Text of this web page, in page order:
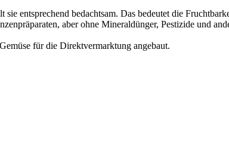
entsprechend bedachtsam. Das bedeutet die
aber ohne Mineraldünger, Pestizide und
für die Direktvermarktung angebaut.